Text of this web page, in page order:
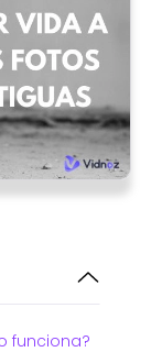
funciona?